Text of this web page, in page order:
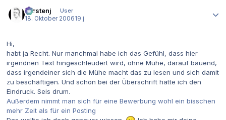
carstenj
User
18. Oktober 200619 j
Hi,
habt ja Recht. Nur manchmal habe ich das Gefühl, dass hier
irgendnen Text hingeschleudert wird, ohne Mühe, darauf bauend,
dass irgendeiner sich die Mühe macht das zu lesen und sich damit
zu beschäftigen. Und schon bei der Überschrift hatte ich den
Eindruck. Seis drum.
Außerdem nimmt man sich für eine Bewerbung wohl ein bisschen
mehr Zeit als für ein Posting